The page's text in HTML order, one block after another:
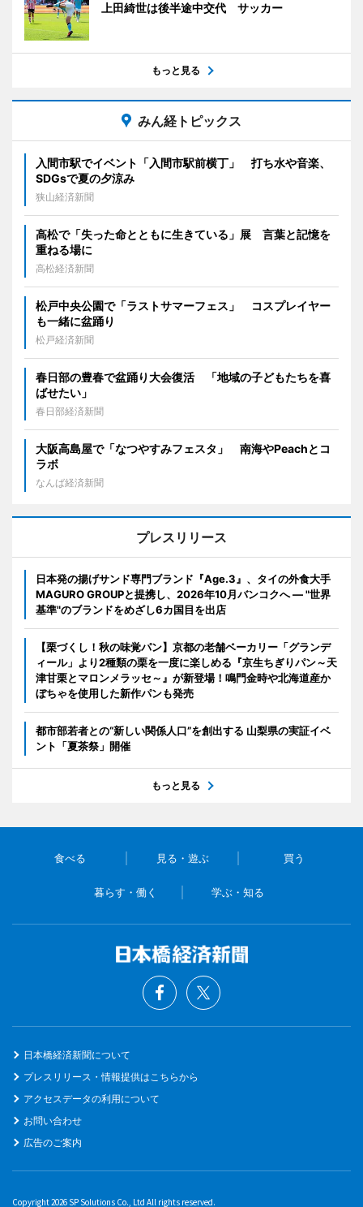
上田綺世は後半途中交代 サッカー
もっと見る
みん経トピックス
入間市駅でイベント「入間市駅前横丁」 打ち水や音楽、
SDGsで夏の夕涼み
狭山経済新聞
高松で「失った命とともに生きている」展 言葉と記憶を
重ねる場に
高松経済新聞
松戸中央公園で「ラストサマーフェス」 コスプレイヤー
も一緒に盆踊り
松戸経済新聞
春日部の豊春で盆踊り大会復活 「地域の子どもたちを喜
ばせたい」
春日部経済新聞
大阪高島屋で「なつやすみフェスタ」 南海やPeachとコ
ラボ
なんば経済新聞
プレスリリース
日本発の揚げサンド専門ブランド『Age.3』、タイの外食大手
MAGURO GROUPと提携し、2026年10月バンコクへ ― "世界
基準"のブランドをめざし6カ国目を出店
【栗づくし！秋の味覚パン】京都の老舗ベーカリー「グランデ
ィール」より2種類の栗を一度に楽しめる『京生ちぎりパン～天
津甘栗とマロンメラッセ～』が新登場！鳴門金時や北海道産か
ぼちゃを使用した新作パンも発売
都市部若者との“新しい関係人口”を創出する 山梨県の実証イベ
ント「夏茶祭」開催
もっと見る
食べる 見る・遊ぶ 買う
暮らす・働く 学ぶ・知る
日本橋経済新聞について
プレスリリース・情報提供はこちらから
アクセスデータの利用について
お問い合わせ
広告のご案内
Copyright 2026 SP Solutions Co., Ltd All rights reserved.